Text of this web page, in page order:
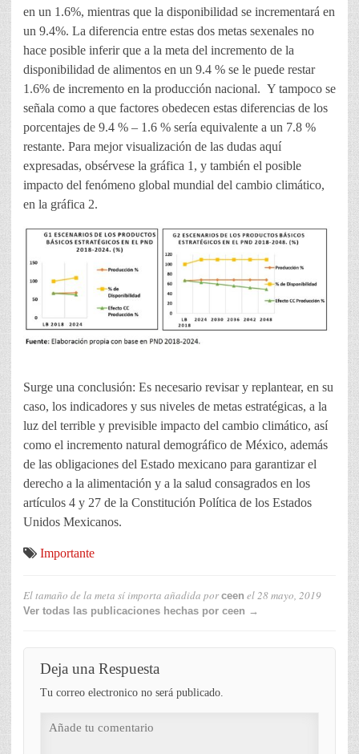
en un 1.6%, mientras que la disponibilidad se incrementará en
un 9.4%. La diferencia entre estas dos metas sexenales no
hace posible inferir que a la meta del incremento de la
disponibilidad de alimentos en un 9.4 % se le puede restar
1.6% de incremento en la producción nacional. Y tampoco se
señala como a que factores obedecen estas diferencias de los
porcentajes de 9.4 % – 1.6 % sería equivalente a un 7.8 %
restante. Para mejor visualización de las dudas aquí
expresadas, obsérvese la gráfica 1, y también el posible
impacto del fenómeno global mundial del cambio climático,
en la gráfica 2.
Surge una conclusión: Es necesario revisar y replantear, en su
caso, los indicadores y sus niveles de metas estratégicas, a la
luz del terrible y previsible impacto del cambio climático, así
como el incremento natural demográfico de México, además
de las obligaciones del Estado mexicano para garantizar el
derecho a la alimentación y a la salud consagrados en los
artículos 4 y 27 de la Constitución Política de los Estados
Unidos Mexicanos.
Importante
El tamaño de la meta sí importa añadida por ceen el28 mayo, 2019
Ver todas las publicaciones hechas por ceen →
Deja una Respuesta
Tu correo electronico no será publicado.